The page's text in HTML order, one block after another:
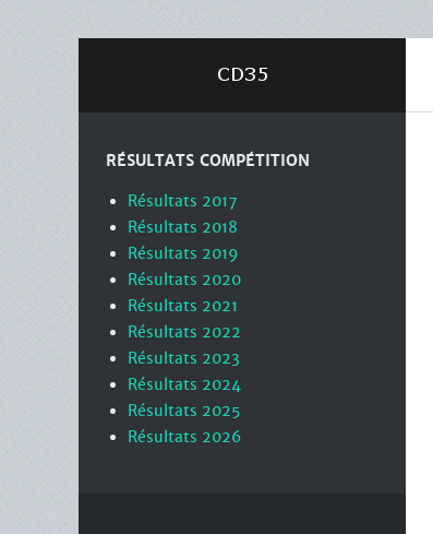
RÉSULTATS COMPÉTITION
Résultats 2017
Résultats 2018
Résultats 2019
Résultats 2020
Résultats 2021
Résultats 2022
Résultats 2023
Résultats 2024
Résultats 2025
Résultats 2026